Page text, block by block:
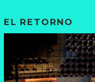
EL RETORNO